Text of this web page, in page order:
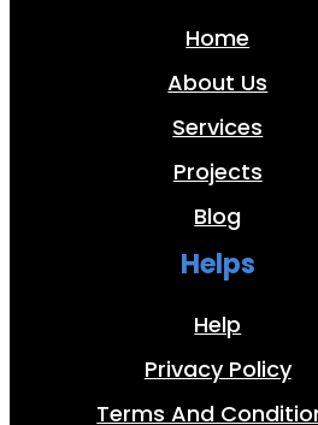
Home
About Us
Services
Projects
Blog
Helps
Help
Privacy Policy
Terms And